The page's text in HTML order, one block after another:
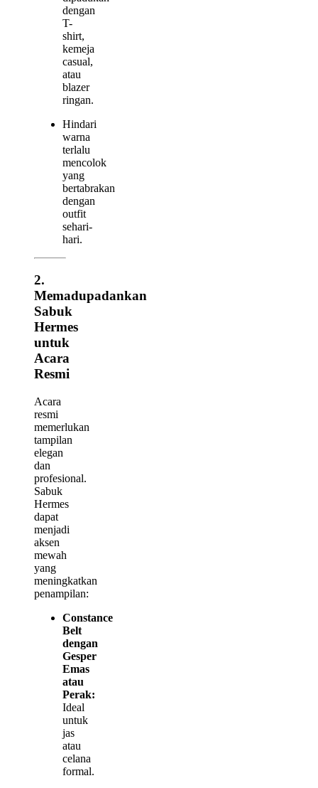
dengan
T-
shirt,
kemeja
casual,
atau
blazer
ringan.
Hindari
warna
terlalu
mencolok
yang
bertabrakan
dengan
outfit
sehari-
hari.
2.
Memadupadankan
Sabuk
Hermes
untuk
Acara
Resmi
Acara
resmi
memerlukan
tampilan
elegan
dan
profesional.
Sabuk
Hermes
dapat
menjadi
aksen
mewah
yang
meningkatkan
penampilan:
Constance
Belt
dengan
Gesper
Emas
atau
Perak:
Ideal
untuk
jas
atau
celana
formal.